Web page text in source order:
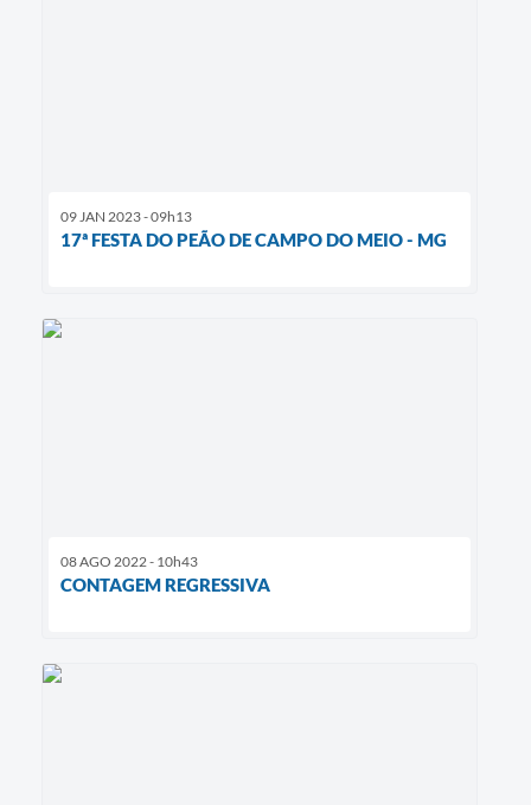
09 JAN 2023 - 09h13
17ª FESTA DO PEÃO DE CAMPO DO MEIO - MG
08 AGO 2022 - 10h43
CONTAGEM REGRESSIVA